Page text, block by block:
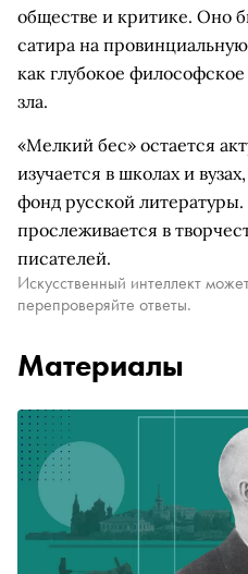
обществе и критике. Оно
сатира на
как глубокое
зла.
«Мелкий бес» остается
изучается в школах и
фонд русской литературы.
прослеживается в
писателей.
Искусственный интеллект
перепроверяйте ответы.
Материалы